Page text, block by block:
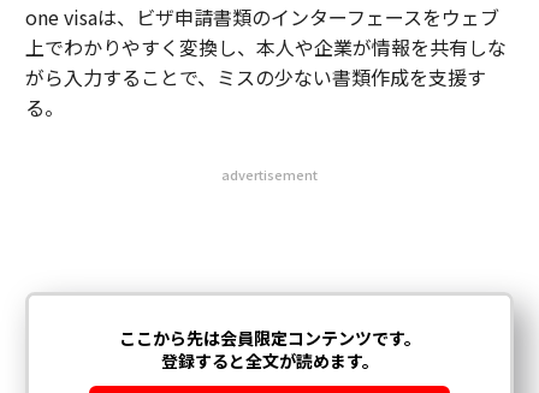
one visaは、ビザ申請書類のインターフェースをウェブ
上でわかりやすく変換し、本人や企業が情報を共有しな
がら入力することで、ミスの少ない書類作成を支援す
る。
advertisement